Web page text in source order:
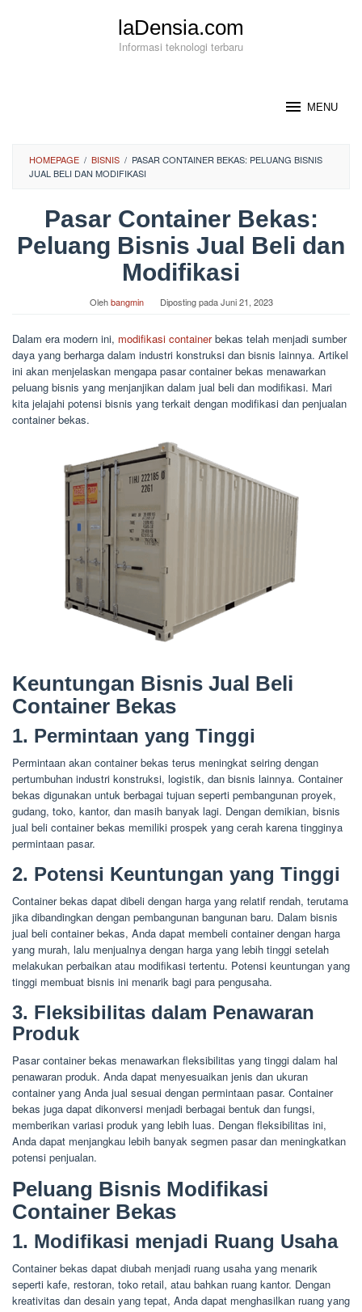
laDensia.com
Informasi teknologi terbaru
MENU
HOMEPAGE / BISNIS / PASAR CONTAINER BEKAS: PELUANG BISNIS
JUAL BELI DAN MODIFIKASI
Pasar Container Bekas:
Peluang Bisnis Jual Beli dan
Modifikasi
Olehbangmin Diposting padaJuni 21, 2023
Dalam era modern ini, modifikasi containerbekas telah menjadi sumber
daya yang berharga dalam industri konstruksi dan bisnis lainnya. Artikel
ini akan menjelaskan mengapa pasar container bekas menawarkan
peluang bisnis yang menjanjikan dalam jual beli dan modifikasi. Mari
kita jelajahi potensi bisnis yang terkait dengan modifikasi dan penjualan
container bekas.
Keuntungan Bisnis Jual Beli
Container Bekas
1. Permintaan yang Tinggi
Permintaan akan container bekas terus meningkat seiring dengan
pertumbuhan industri konstruksi, logistik, dan bisnis lainnya. Container
bekas digunakan untuk berbagai tujuan seperti pembangunan proyek,
gudang, toko, kantor, dan masih banyak lagi. Dengan demikian, bisnis
jual beli container bekas memiliki prospek yang cerah karena tingginya
permintaan pasar.
2. Potensi Keuntungan yang Tinggi
Container bekas dapat dibeli dengan harga yang relatif rendah, terutama
jika dibandingkan dengan pembangunan bangunan baru. Dalam bisnis
jual beli container bekas, Anda dapat membeli container dengan harga
yang murah, lalu menjualnya dengan harga yang lebih tinggi setelah
melakukan perbaikan atau modifikasi tertentu. Potensi keuntungan yang
tinggi membuat bisnis ini menarik bagi para pengusaha.
3. Fleksibilitas dalam Penawaran
Produk
Pasar container bekas menawarkan fleksibilitas yang tinggi dalam hal
penawaran produk. Anda dapat menyesuaikan jenis dan ukuran
container yang Anda jual sesuai dengan permintaan pasar. Container
bekas juga dapat dikonversi menjadi berbagai bentuk dan fungsi,
memberikan variasi produk yang lebih luas. Dengan fleksibilitas ini,
Anda dapat menjangkau lebih banyak segmen pasar dan meningkatkan
potensi penjualan.
Peluang Bisnis Modifikasi
Container Bekas
1. Modifikasi menjadi Ruang Usaha
Container bekas dapat diubah menjadi ruang usaha yang menarik
seperti kafe, restoran, toko retail, atau bahkan ruang kantor. Dengan
kreativitas dan desain yang tepat, Anda dapat menghasilkan ruang yang